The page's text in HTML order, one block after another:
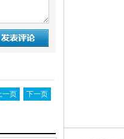
一页 下一页